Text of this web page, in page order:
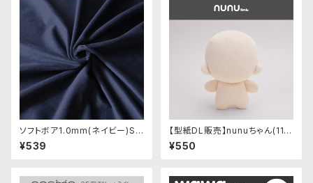
ソフトボア1.0mm(ネイビー)SS
B008 ぬいぐるみ用短毛ボア生
地 20cm
¥539
【型紙DL販売】nunuちゃん(11c
¥550